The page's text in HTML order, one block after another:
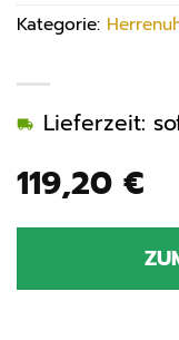
119,20 €
Lieferzeit:
Kategorie: